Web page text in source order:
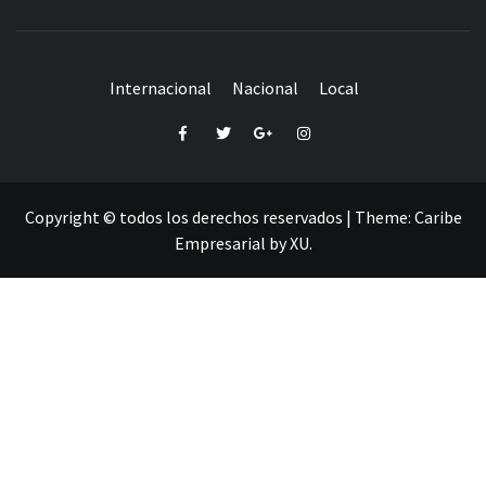
Internacional Nacional Local
FacebookTwitterGoogle+Instagram
Copyright © todos los derechos reservados | Theme: Caribe
Empresarial byXU.